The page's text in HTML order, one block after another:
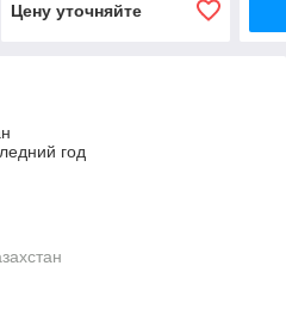
Цену уточняйте
год